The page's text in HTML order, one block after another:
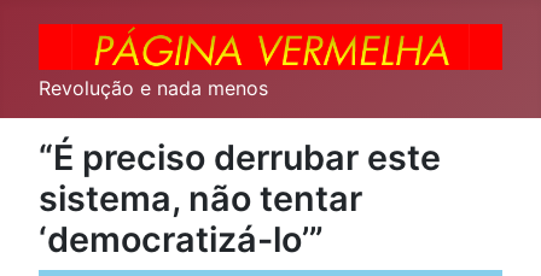
Revolução e nada menos
“É preciso derrubar este
sistema, não tentar
‘democratizá-lo’”